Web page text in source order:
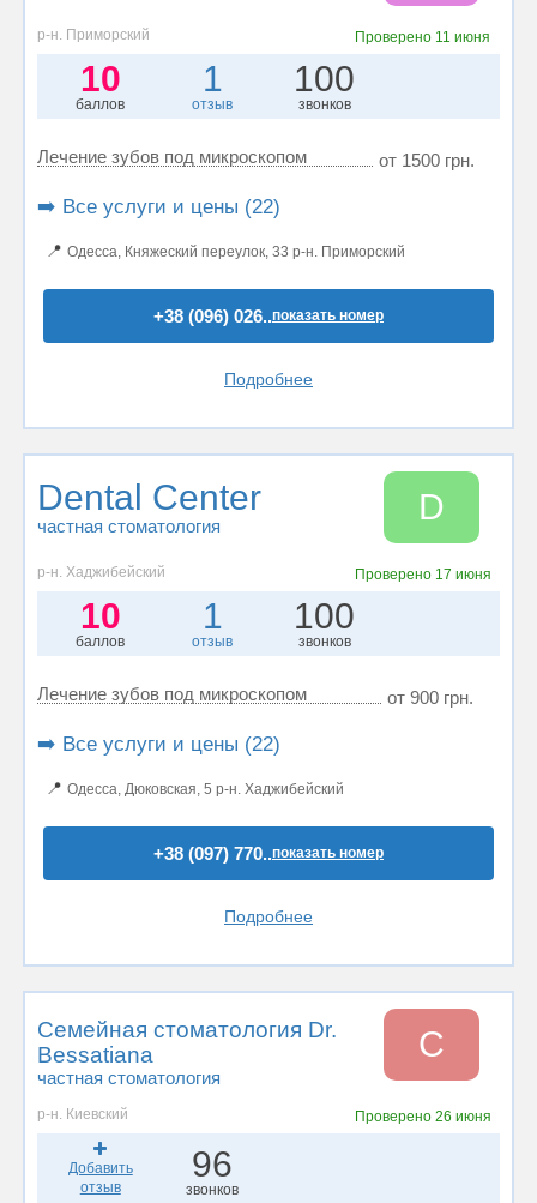
р-н. Приморский Проверено 11 июня
10
баллов
1
отзыв
100
звонков
Лечение зубов под микроскопом от 1500 грн.
➡️ Все услуги и цены (22)
📍 Одесса, Княжеский переулок, 33 р-н. Приморский
+38 (096) 026..показать номер
Подробнее
Dental Center
частная стоматология D
р-н. Хаджибейский Проверено 17 июня
10
баллов
1
отзыв
100
звонков
Лечение зубов под микроскопом от 900 грн.
➡️ Все услуги и цены (22)
📍 Одесса, Дюковская, 5 р-н. Хаджибейский
+38 (097) 770..показать номер
Подробнее
Семейная стоматология Dr.
Bessatiana
частная стоматология
С
р-н. Киевский Проверено 26 июня
Добавить
отзыв
96
звонков